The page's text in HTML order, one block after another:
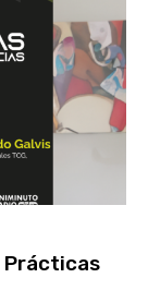
Prácticas